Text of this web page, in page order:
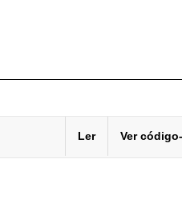
Ler Ver